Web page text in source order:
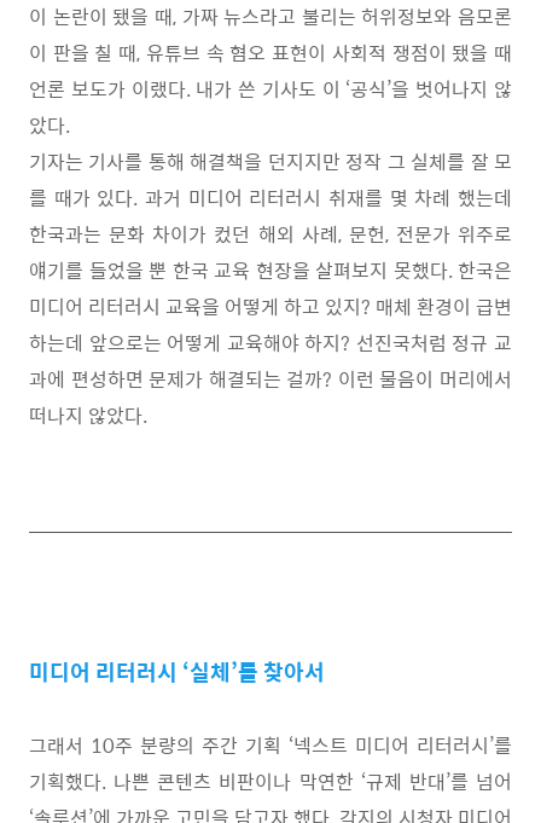
이 논란이 됐을 때, 가짜 뉴스라고 불리는 허위정보와 음모론
이 판을 칠 때, 유튜브 속 혐오 표현이 사회적 쟁점이 됐을 때
언론 보도가 이랬다. 내가 쓴 기사도 이 ‘공식’을 벗어나지 않
았다.
기자는 기사를 통해 해결책을 던지지만 정작 그 실체를 잘 모
를 때가 있다.과거 미디어 리터러시 취재를 몇 차례 했는데
한국과는 문화 차이가 컸던 해외 사례, 문헌, 전문가 위주로
얘기를 들었을 뿐 한국 교육 현장을 살펴보지 못했다. 한국은
미디어 리터러시 교육을 어떻게 하고 있지? 매체 환경이 급변
하는데 앞으로는 어떻게 교육해야 하지? 선진국처럼 정규 교
과에 편성하면 문제가 해결되는 걸까? 이런 물음이 머리에서
떠나지 않았다.
미디어 리터러시 ‘실체’를 찾아서
그래서 10주 분량의 주간 기획 ‘넥스트 미디어 리터러시’를
기획했다. 나쁜 콘텐츠 비판이나 막연한 ‘규제 반대’를 넘어